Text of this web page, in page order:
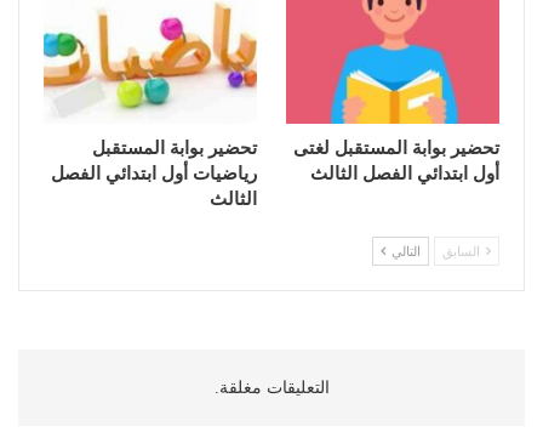
تحضير بوابة المستقبل لغتى
أول ابتدائي الفصل الثالث
تحضير بوابة المستقبل
رياضيات أول ابتدائي الفصل
الثالث
السابق التالي
التعليقات مغلقة.